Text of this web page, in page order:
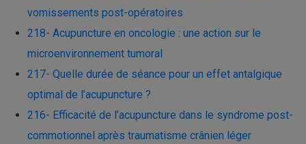
vomissements post-opératoires
218- Acupuncture en oncologie : une action sur le
microenvironnement tumoral
217- Quelle durée de séance pour un effet antalgique
optimal de l’acupuncture ?
216- Efficacité de l’acupuncture dans le syndrome post-
commotionnel après traumatisme crânien léger